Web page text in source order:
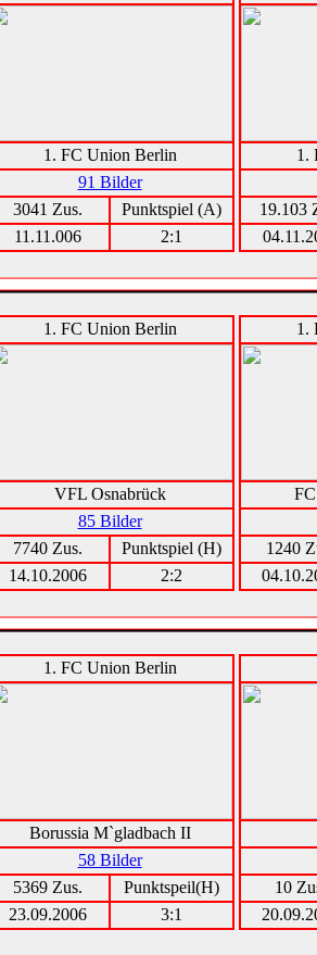
1. FC Union Berlin
91 Bilder
3041 Zus.
Punktspiel (A)
11.11.006
2:1
1.
19.103
1. FC Union Berlin
VFL Osnabrück
85 Bilder
7740 Zus.
Punktspiel (H)
14.10.2006
2:2
1.
1240
1. FC Union Berlin
Borussia M`gladbach II
58 Bilder
5369 Zus.
Punktspeil(H)
23.09.2006
3:1
10